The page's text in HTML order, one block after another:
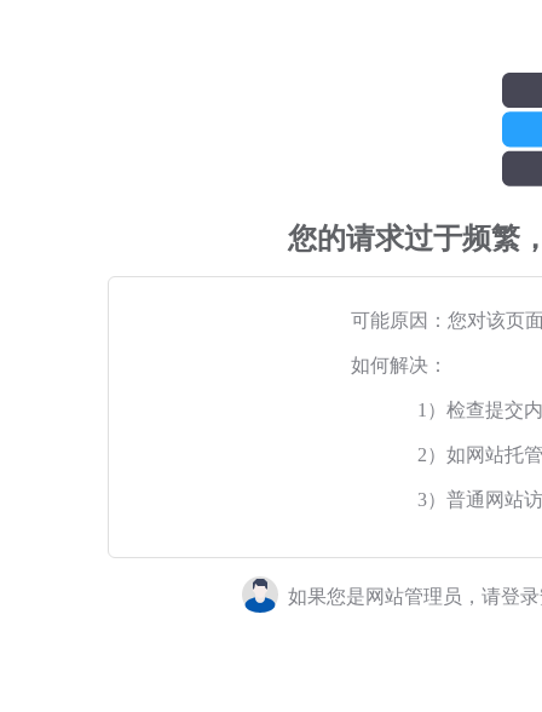
您的请求过于频繁
可能原因：您对该页
如何解决：
1）检查提交
2）如网站托
3）普通网站
如果您是网站管理员，请登